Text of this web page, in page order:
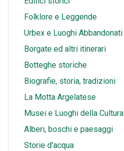
p
Folklore e Leggende
Urbex e Luoghi Abbandonati
Borgate ed altri itinerari
Botteghe storiche
Biografie, storia, tradizioni
La Motta Argelatese
Musei e Luoghi della Cultura
Alberi, boschi e paesaggi
Storie d'acqua